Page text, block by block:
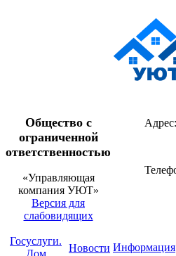
Общество с
ограниченной
ответственностью
«Управляющая
компания УЮТ»
Адрес:
Версия для
слабовидящих
Госуслуги.
Дом
Новости Информация